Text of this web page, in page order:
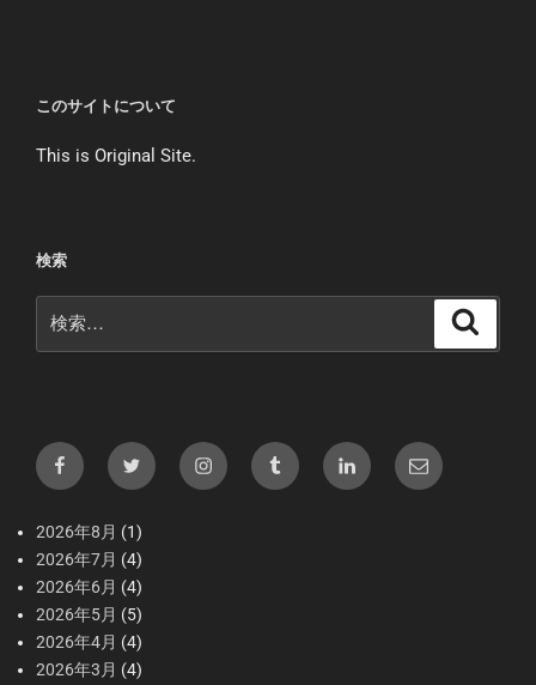
このサイトについて
This is Original Site.
検索
索:
FacebookX（Twitter）Instagramtumblr LInkedIn メ
ー
2026年8月 (1)
2026年7月 (4)
2026年6月 (4)
2026年5月 (5)
2026年4月 (4)
2026年3月 (4)